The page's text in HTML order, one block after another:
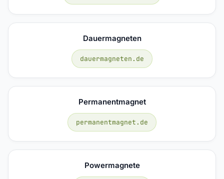
Dauermagneten
dauermagneten.de
Permanentmagnet
permanentmagnet.de
Powermagnete